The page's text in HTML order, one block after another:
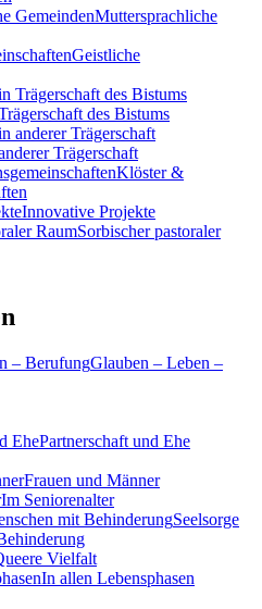
Muttersprachliche
Geistliche
des Bistums
Trägerschaft
Klöster &
Innovative Projekte
Sorbischer pastoraler
Glauben – Leben –
Partnerschaft und Ehe
Frauen und Männer
Im Seniorenalter
Seelsorge
Vielfalt
In allen Lebensphasen